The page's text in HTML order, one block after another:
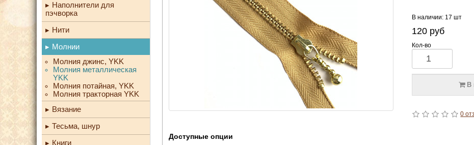
Наполнители для
пэчворка
Нити
Молнии
Молния джинс, YKK
Молния металлическая
YKK
Молния потайная, YKK
Молния тракторная YKK
Вязание
Тесьма, шнур
Книги
В наличии: 17 шт
120 руб
Кол-во
В
0
Доступные опции